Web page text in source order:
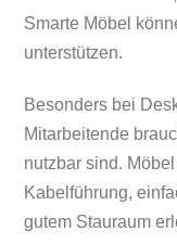
Smarte Möbel
unterstützen.
Besonders bei
Mitarbeitende
nutzbar sind.
Kabelführung,
gutem Stauraum